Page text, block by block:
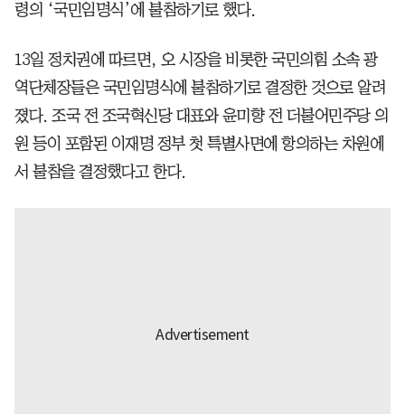
령의 ‘국민임명식’에 불참하기로 했다.
13일 정치권에 따르면, 오 시장을 비롯한 국민의힘 소속 광
역단체장들은 국민임명식에 불참하기로 결정한 것으로 알려
졌다. 조국 전 조국혁신당 대표와 윤미향 전 더불어민주당 의
원 등이 포함된 이재명 정부 첫 특별사면에 항의하는 차원에
서 불참을 결정했다고 한다.